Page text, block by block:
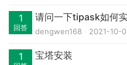
1
回答
请问一下tipask如何
dengwen168 2021-10-
1 宝塔安装